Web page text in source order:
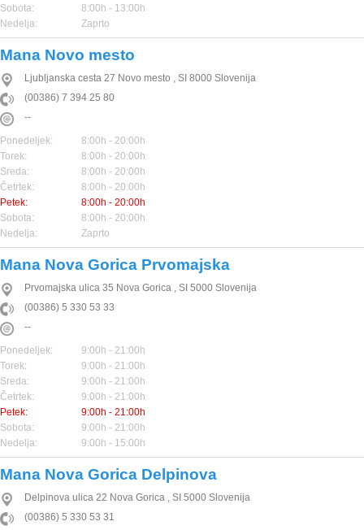
Sobota:
8:00h - 13:00h
Nedelja:
Zaprto
Mana Novo mesto
Ljubljanska cesta 27 Novo mesto , SI 8000 Slovenija
(00386) 7 394 25 80
--
Ponedeljek:
8:00h - 20:00h
Torek:
8:00h - 20:00h
Sreda:
8:00h - 20:00h
Četrtek:
8:00h - 20:00h
Petek:
8:00h - 20:00h
Sobota:
8:00h - 20:00h
Nedelja:
Zaprto
Mana Nova Gorica Prvomajska
Prvomajska ulica 35 Nova Gorica , SI 5000 Slovenija
(00386) 5 330 53 33
--
Ponedeljek:
9:00h - 21:00h
Torek:
9:00h - 21:00h
Sreda:
9:00h - 21:00h
Četrtek:
9:00h - 21:00h
Petek:
9:00h - 21:00h
Sobota:
9:00h - 21:00h
Nedelja:
9:00h - 15:00h
Mana Nova Gorica Delpinova
Delpinova ulica 22 Nova Gorica , SI 5000 Slovenija
(00386) 5 330 53 31